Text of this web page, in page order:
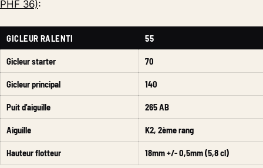
PHF 36):
GICLEUR RALENTI 55
Gicleur starter 70
Gicleur principal 140
Puit d'aiguille 265 AB
Aiguille K2, 2ème rang
Hauteur flotteur 18mm +/- 0,5mm (5,8 cl)